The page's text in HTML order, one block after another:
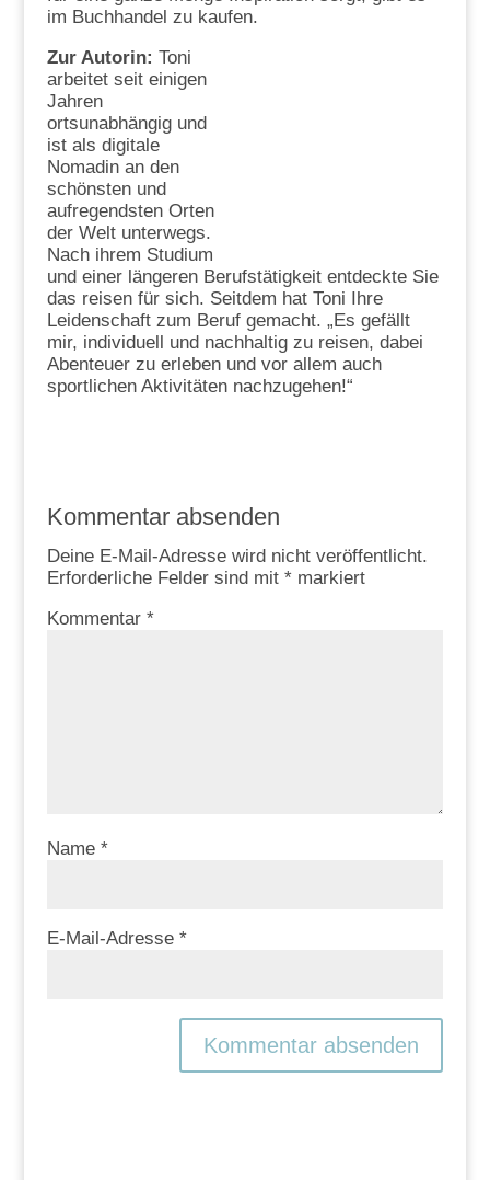
im Buchhandel zu kaufen.
Zur Autorin: Toni
arbeitet seit einigen
Jahren
ortsunabhängig und
ist als digitale
Nomadin an den
schönsten und
aufregendsten Orten
der Welt unterwegs.
Nach ihrem Studium
und einer längeren Berufstätigkeit entdeckte Sie
das reisen für sich. Seitdem hat Toni Ihre
Leidenschaft zum Beruf gemacht. „Es gefällt
mir, individuell und nachhaltig zu reisen, dabei
Abenteuer zu erleben und vor allem auch
sportlichen Aktivitäten nachzugehen!“
Kommentar absenden
Deine E-Mail-Adresse wird nicht veröffentlicht.
Erforderliche Felder sind mit *markiert
Kommentar *
Name *
E-Mail-Adresse *